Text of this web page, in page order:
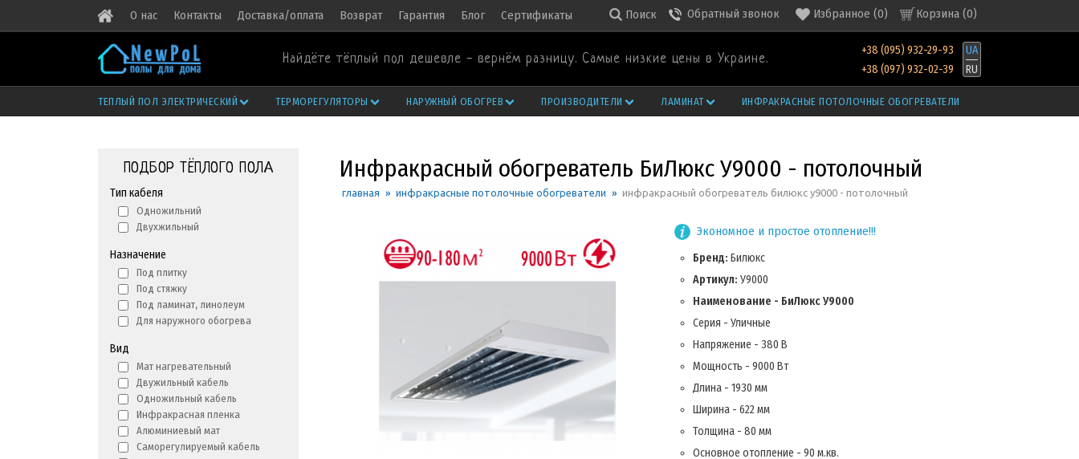
О нас Контакты Доставка/оплата Возврат Гарантия Блог Сертификаты Корзина (0)
Избранное (0)
Обратный звонок
Поиск
Найдёте тёплый пол дешевле - вернём разницу. Самые низкие цены в Украине.
+38 (095) 932-29-93
+38 (097) 932-02-39
UA
RU
ТЕПЛЫЙ ПОЛ ЭЛЕКТРИЧЕСКИЙ ТЕРМОРЕГУЛЯТОРЫ НАРУЖНЫЙ ОБОГРЕВ ПРОИЗВОДИТЕЛИ ЛАМИНАТ ИНФРАКРАСНЫЕ ПОТОЛОЧНЫЕ ОБОГРЕВАТЕЛИ
ПОДБОР ТЁПЛОГО ПОЛА
Тип кабеля
Одножильний
Двухжильный
Назначение
Под плитку
Под стяжку
Под ламинат, линолеум
Для наружного обогрева
Вид
Мат нагревательный
Двужильный кабель
Одножильный кабель
Инфракрасная пленка
Алюминиевый мат
Саморегулируемый кабель
Инфракрасный обогреватель БиЛюкс У9000 - потолочный
главная » инфракрасные потолочные обогреватели » инфракрасный обогреватель билюкс у9000 - потолочный
Экономное и простое отопление!!!
Бренд: Билюкс
Артикул: У9000
Наименование - БиЛюкс У9000
Серия - Уличные
Напряжение - 380 В
Мощность - 9000 Вт
Длина - 1930 мм
Ширина - 622 мм
Толщина - 80 мм
Основное отопление - 90 м.кв.